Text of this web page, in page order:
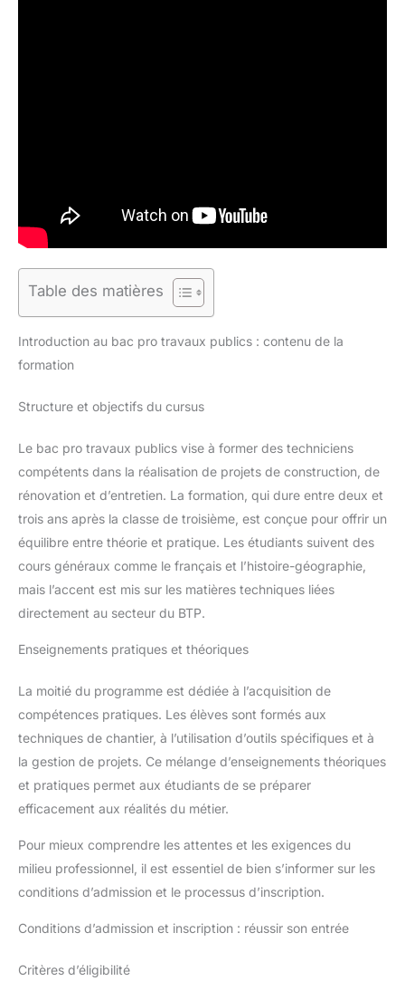
Table des matières
Introduction au bac pro travaux publics : contenu de la
formation
Structure et objectifs du cursus
Le bac pro travaux publics vise à former des techniciens
compétents dans la réalisation de projets de construction, de
rénovation et d’entretien. La formation, qui dure entre deux et
trois ans après la classe de troisième, est conçue pour offrir un
équilibre entre théorie et pratique. Les étudiants suivent des
cours généraux comme le français et l’histoire-géographie,
mais l’accent est mis sur les matières techniques liées
directement au secteur du BTP.
Enseignements pratiques et théoriques
La moitié du programme est dédiée à l’acquisition de
compétences pratiques. Les élèves sont formés aux
techniques de chantier, à l’utilisation d’outils spécifiques et à
la gestion de projets. Ce mélange d’enseignements théoriques
et pratiques permet aux étudiants de se préparer
efficacement aux réalités du métier.
Pour mieux comprendre les attentes et les exigences du
milieu professionnel, il est essentiel de bien s’informer sur les
conditions d’admission et le processus d’inscription.
Conditions d’admission et inscription : réussir son entrée
Critères d’éligibilité